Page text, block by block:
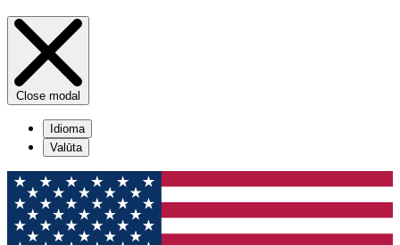
Close modal
Idioma
Valūta